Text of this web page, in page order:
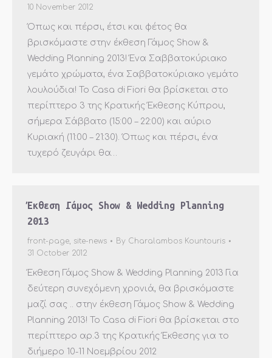
10 November 2012
Όπως και πέρσι, έτσι και φέτος θα
βρισκόμαστε στην έκθεση Γάμος Show &
Wedding Planning 2013! Ένα Σαββατοκύριακο
γεμάτο χρώματα, ένα Σαββατοκύριακο γεμάτο
λουλούδια! Το Casa di Fiori θα βρίσκεται στο
περίπτερο 3 της Κρατικής Έκθεσης Κύπρου,
σήμερα Σάββατο (15:00 – 22:00) και αύριο
Κυριακή (11:00 – 21:30). Όπως και πέρσι, ένα
τυχερό ζευγάρι θα…
Έκθεση Γάμος Show & Wedding Planning
2013
front-page, site-news By Charalambos Kountouris
31 October 2012
Έκθεση Γάμος Show & Wedding Planning 2013 Για
δεύτερη συνεχόμενη χρονιά, θα βρισκόμαστε
μαζί σας .. στην έκθεση Γάμος Show & Wedding
Planning 2013! Το Casa di Fiori θα βρίσκεται στο
περίπτερο αρ.3 της Κρατικής Έκθεσης για το
διήμερο 10-11 Νοεμβρίου 2012